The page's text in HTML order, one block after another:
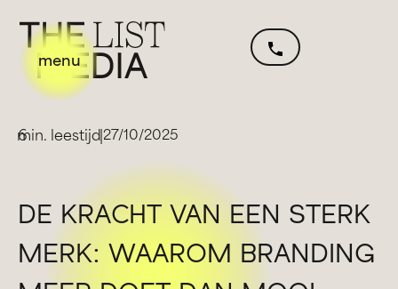
menu
6
min. leestijd| 27/10/2025
DE KRACHT VAN EEN STERK
MERK: WAAROM BRANDING